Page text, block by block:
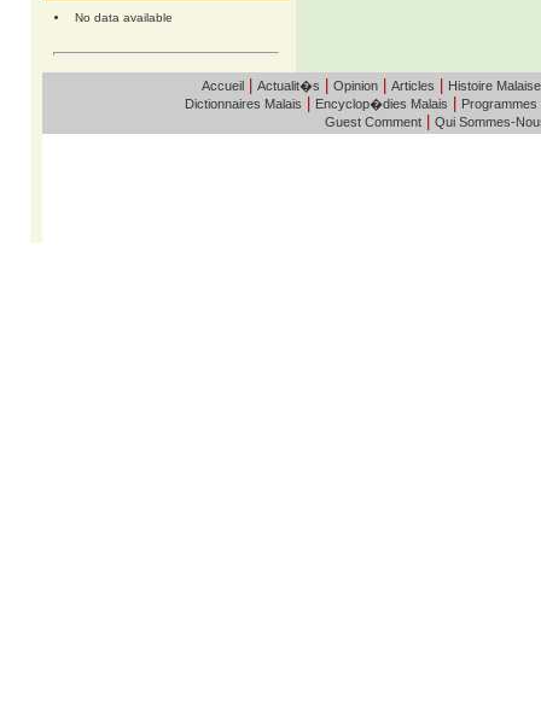
No data available
Accueil| Actualit�s Opinion| Articles Histoire Malaise
Dictionnaires Malais Encyclop�dies Malais Programmes
Guest Comment Qui Sommes-